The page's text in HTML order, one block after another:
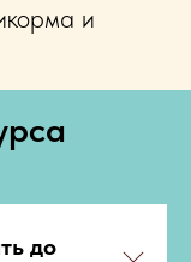
и
до